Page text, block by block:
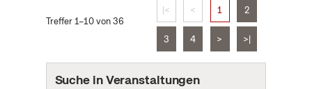
Treffer 1–10 von 36
|< < 1 2
3 4 > >|
Suche in Veranstaltungen